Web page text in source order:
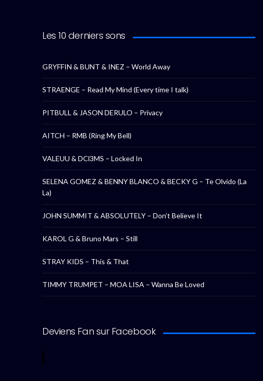
Les 10 derniers sons
GRYFFIN & BUNT & INEZ – World Away
STRAENGE – Read My Mind (Every time I talk)
PITBULL & JASON DERULO – Privacy
AITCH – RMB (Ring My Bell)
VALEUU & DCl3MS – Locked In
SELENA GOMEZ & BENNY BLANCO & BECKY G – Te Olvido (La
La)
JOHN SUMMIT & ABSOLUTELY – Don’t Believe It
KAROL G & Bruno Mars – Still
STRAY KIDS – This & That
TIMMY TRUMPET – MOA LISA – Wanna Be Loved
Deviens Fan sur Facebook